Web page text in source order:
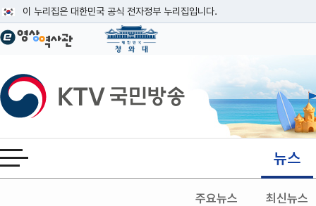
이 누리집은 대한민국 공식 전자정부 누리집입니다.
공식 누리집 주소 확인하기
이밖에 or.kr 또는 .kr등 다른 도메인 주소를 사용하고 있다면 아래 URL에서
운영중인 공식 누리집보기
KTV국민방송
전체메뉴 열기 뉴스
주요뉴스 최신뉴스
본문